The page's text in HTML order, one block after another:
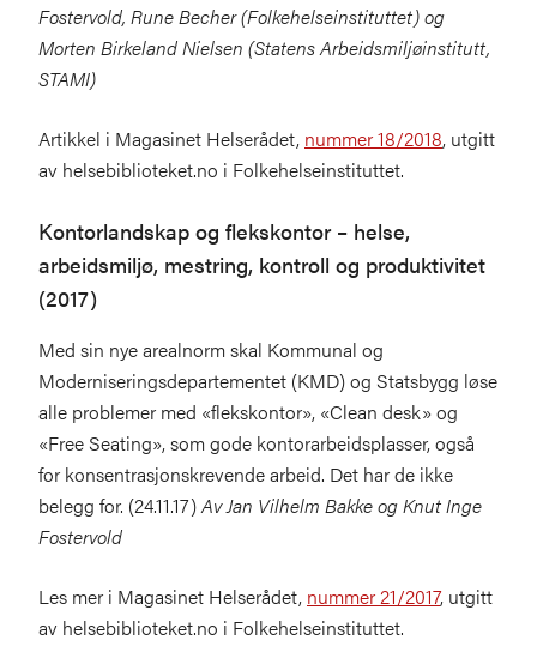
Fostervold, Rune Becher (Folkehelseinstituttet) og
Morten Birkeland Nielsen (Statens Arbeidsmiljøinstitutt,
STAMI)
Artikkel i Magasinet Helserådet, nummer 18/2018, utgitt
av helsebiblioteket.no i Folkehelseinstituttet.
Kontorlandskap og flekskontor – helse,
arbeidsmiljø, mestring, kontroll og produktivitet
(2017)
Med sin nye arealnorm skal Kommunal og
Moderniseringsdepartementet (KMD) og Statsbygg løse
alle problemer med «flekskontor», «Clean desk» og
«Free Seating», som gode kontorarbeidsplasser, også
for konsentrasjonskrevende arbeid. Det har de ikke
belegg for. (24.11.17)Av Jan Vilhelm Bakkeog Knut Inge
Fostervold
Les mer i Magasinet Helserådet, nummer 21/2017, utgitt
av helsebiblioteket.no i Folkehelseinstituttet.